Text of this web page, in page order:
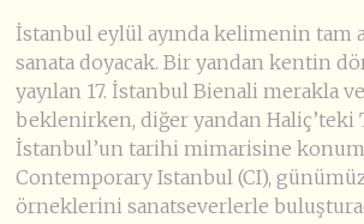
İstanbul eylül ayında kelimenin tam
sanata doyacak. Bir yandan kentin
yayılan 17. İstanbul Bienali merakla
beklenirken, diğer yandan Haliç’teki
İstanbul’un tarihi mimarisine
Contemporary Istanbul (CI), günümüz
örneklerini sanatseverlerle